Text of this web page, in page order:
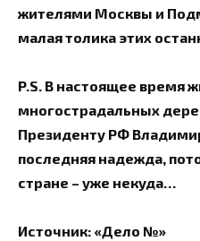
жителями Москвы и
малая толика этих
P.S. В настоящее время
многострадальных
Президенту РФ
последняя надежда,
стране – уже некуда…
Источник: «Дело №»